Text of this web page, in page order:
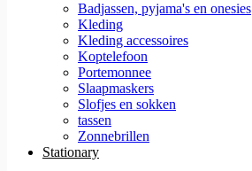
Badjassen, pyjama's en onesies
Kleding
Kleding accessoires
Koptelefoon
Portemonnee
Slaapmaskers
Slofjes en sokken
tassen
Zonnebrillen
Stationary